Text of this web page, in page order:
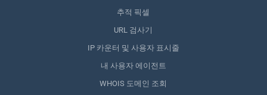
추적 픽셀
URL 검사기
IP 카운터 및 사용자 표시줄
내 사용자 에이전트
WHOIS 도메인 조회